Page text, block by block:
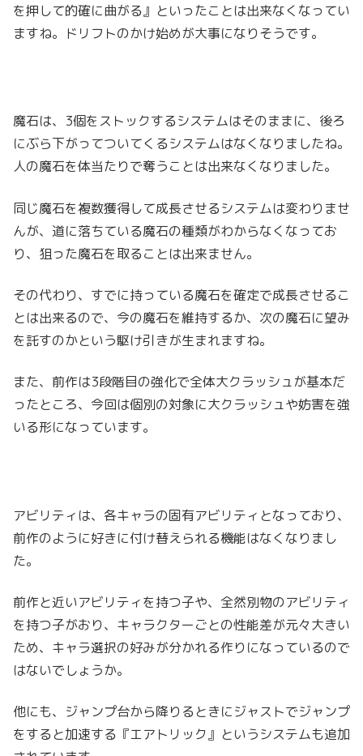
を押して的確に曲がる』といったことは出来なくなってい
ますね。ドリフトのかけ始めが大事になりそうです。
魔石は、3個をストックするシステムはそのままに、後ろ
にぶら下がってついてくるシステムはなくなりましたね。
人の魔石を体当たりで奪うことは出来なくなりました。
同じ魔石を複数獲得して成長させるシステムは変わりませ
んが、道に落ちている魔石の種類がわからなくなってお
り、狙った魔石を取ることは出来ません。
その代わり、すでに持っている魔石を確定で成長させるこ
とは出来るので、今の魔石を維持するか、次の魔石に望み
を託すのかという駆け引きが生まれますね。
また、前作は3段階目の強化で全体大クラッシュが基本だ
ったところ、今回は個別の対象に大クラッシュや妨害を強
いる形になっています。
アビリティは、各キャラの固有アビリティとなっており、
前作のように好きに付け替えられる機能はなくなりまし
た。
前作と近いアビリティを持つ子や、全然別物のアビリティ
を持つ子がおり、キャラクターごとの性能差が元々大きい
ため、キャラ選択の好みが分かれる作りになっているので
はないでしょうか。
他にも、ジャンプ台から降りるときにジャストでジャンプ
をすると加速する『エアトリック』というシステムも追加